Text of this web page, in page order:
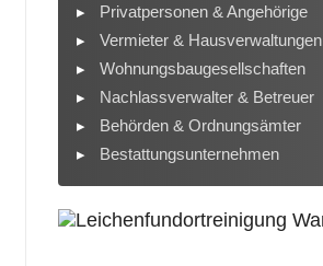
Privatpersonen & Angehörige
Vermieter & Hausverwaltungen
Wohnungsbaugesellschaften
Nachlassverwalter & Betreuer
Behörden & Ordnungsämter
Bestattungsunternehmen